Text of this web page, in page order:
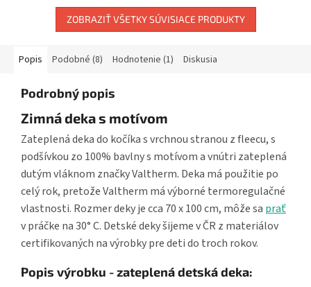
ZOBRAZIŤ VŠETKY SÚVISIACE PRODUKTY
Popis Podobné (8) Hodnotenie (1) Diskusia
Podrobný popis
Zimná deka s motívom
Zateplená deka do kočíka s vrchnou stranou z fleecu, s
podšívkou zo 100% bavlny s motívom a vnútri zateplená
dutým vláknom značky Valtherm. Deka má použitie po
celý rok, pretože Valtherm má výborné termoregulačné
vlastnosti. Rozmer deky je cca 70 x 100 cm, môže sa prať
v práčke na 30° C. Detské deky šijeme v ČR z materiálov
certifikovaných na výrobky pre deti do troch rokov.
Popis výrobku - zateplená detská deka: